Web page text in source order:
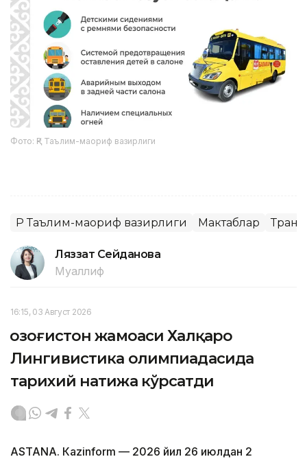
Фото: ҚР Таълим-маориф вазирлиги
ҚР Таълим-маориф вазирлиги Мактаблар
Ляззат Сейданова
Муаллиф
16:15, 03 Август 2026
Қозоғистон жамоаси Халқаро
Лингивистика олимпиадасида
тарихий натижа кўрсатди
ASTANА. Кazinform — 2026 йил 26 июлдан 2